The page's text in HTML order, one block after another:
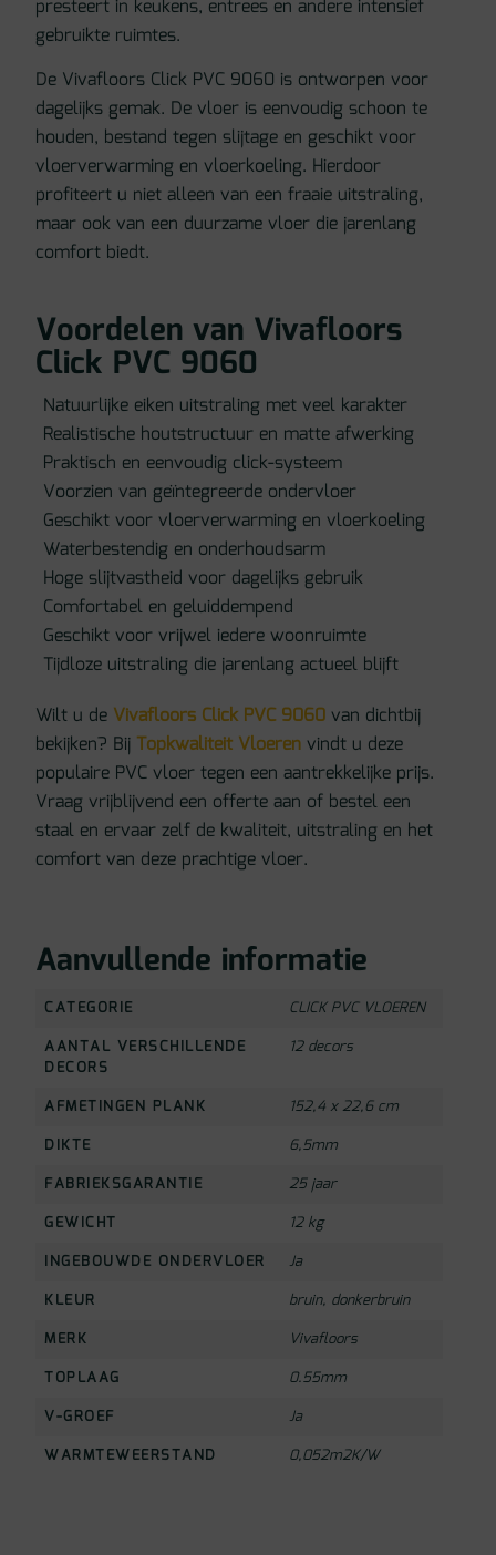
presteert in keukens, entrees en andere intensief
gebruikte ruimtes.
De Vivafloors Click PVC 9060 is ontworpen voor
dagelijks gemak. De vloer is eenvoudig schoon te
houden, bestand tegen slijtage en geschikt voor
vloerverwarming en vloerkoeling. Hierdoor
profiteert u niet alleen van een fraaie uitstraling,
maar ook van een duurzame vloer die jarenlang
comfort biedt.
Voordelen van Vivafloors
Click PVC 9060
Natuurlijke eiken uitstraling met veel karakter
Realistische houtstructuur en matte afwerking
Praktisch en eenvoudig click-systeem
Voorzien van geïntegreerde ondervloer
Geschikt voor vloerverwarming en vloerkoeling
Waterbestendig en onderhoudsarm
Hoge slijtvastheid voor dagelijks gebruik
Comfortabel en geluiddempend
Geschikt voor vrijwel iedere woonruimte
Tijdloze uitstraling die jarenlang actueel blijft
Wilt u de Vivafloors Click PVC 9060 van dichtbij
bekijken? Bij Topkwaliteit Vloeren vindt u deze
populaire PVC vloer tegen een aantrekkelijke prijs.
Vraag vrijblijvend een offerte aan of bestel een
staal en ervaar zelf de kwaliteit, uitstraling en het
comfort van deze prachtige vloer.
Aanvullende informatie
CATEGORIE
CLICK PVC VLOEREN
AANTAL VERSCHILLENDE
DECORS
12 decors
AFMETINGEN PLANK
152,4 x 22,6 cm
DIKTE
6,5mm
FABRIEKSGARANTIE
25 jaar
GEWICHT
12 kg
INGEBOUWDE ONDERVLOER
Ja
KLEUR
bruin, donkerbruin
MERK
Vivafloors
TOPLAAG
0.55mm
V-GROEF
Ja
WARMTEWEERSTAND
0,052m2K/W